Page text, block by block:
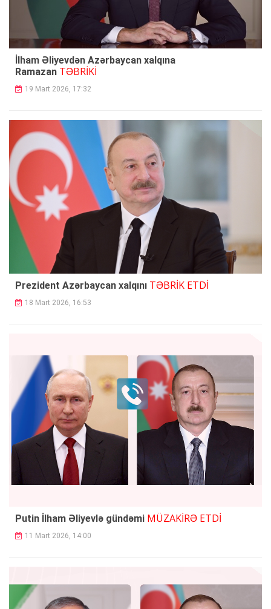
İlham Əliyevdən Azərbaycan xalqına
Ramazan TƏBRİKİ
19 Mart 2026, 17:32
Prezident Azərbaycan xalqını TƏBRİK ETDİ
18 Mart 2026, 16:53
Putin İlham Əliyevlə gündəmi MÜZAKİRƏ ETDİ
11 Mart 2026, 14:00